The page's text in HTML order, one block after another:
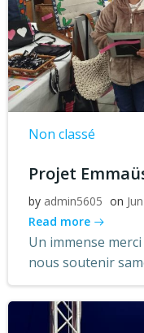
Non classé
Projet
by admin5605 on
Read more
Un immense
nous soutenir